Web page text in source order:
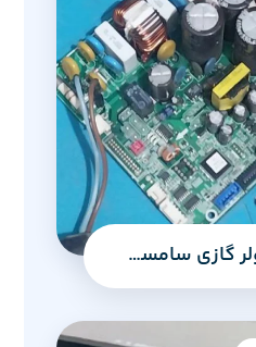
بُرد اینورتر کولر گازی سامسونگ مدل مالدیو